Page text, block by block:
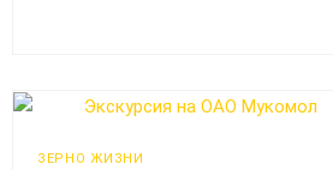
ЗЕРНО ЖИЗНИ